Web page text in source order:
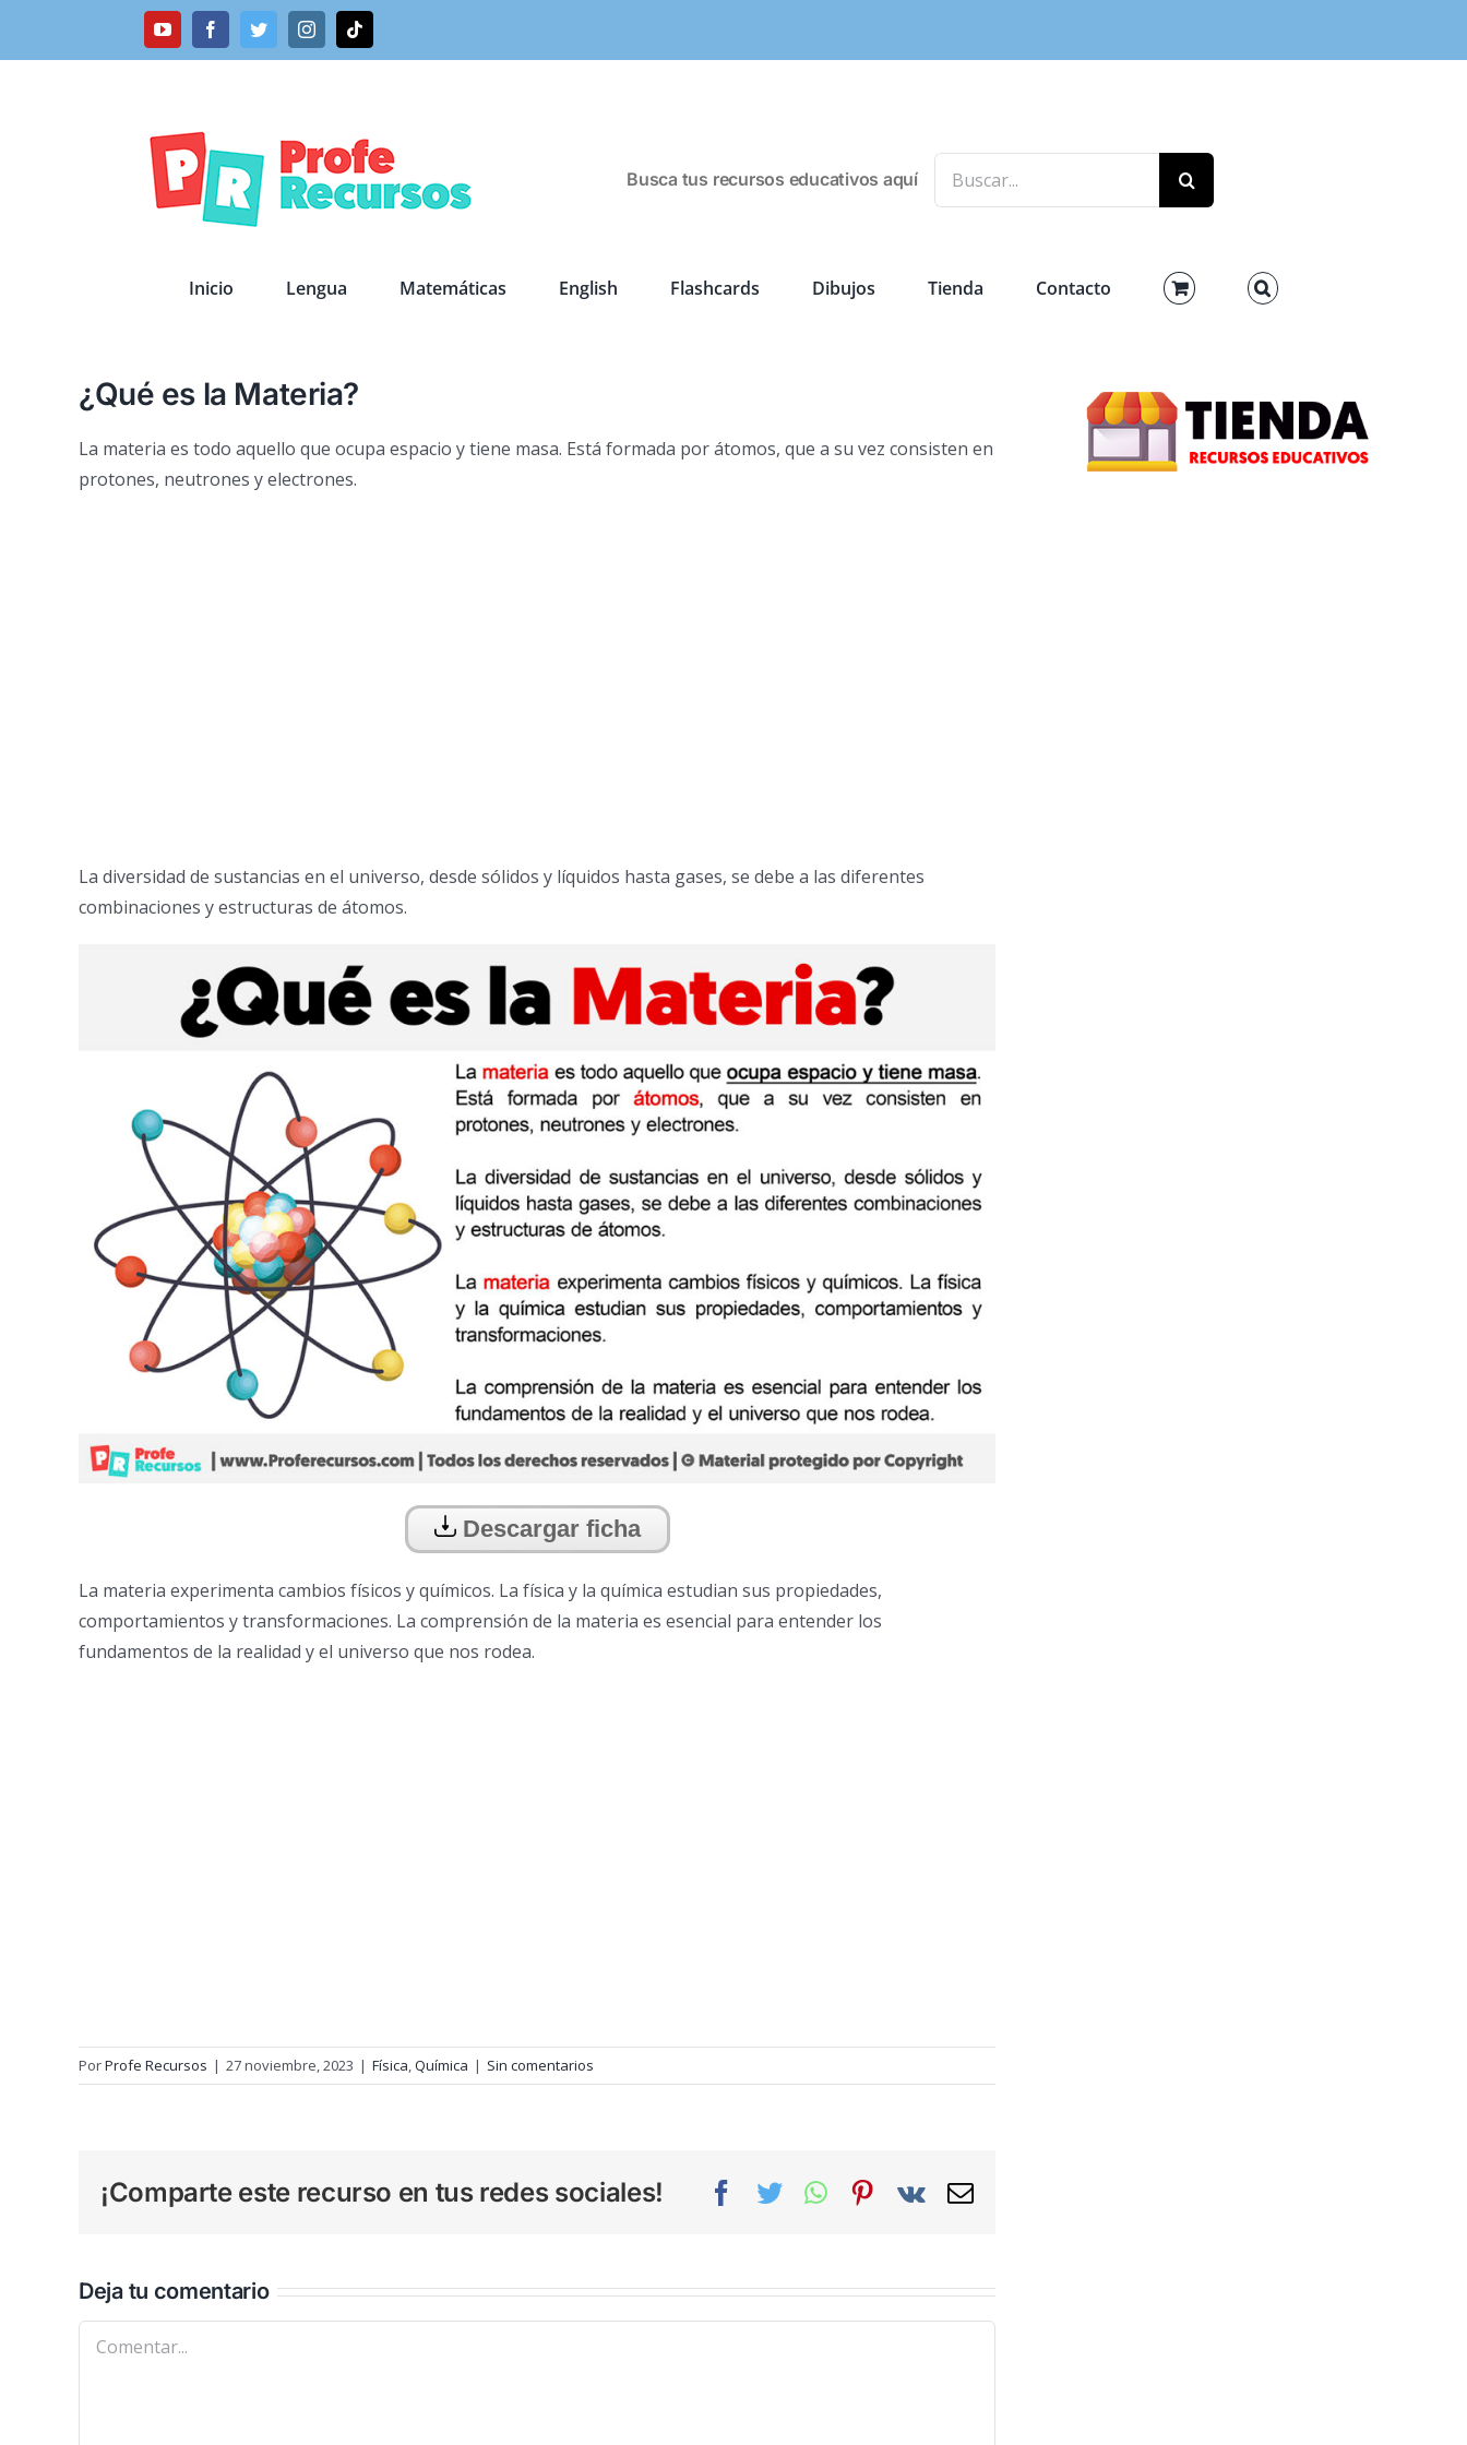
YouTubeFacebookTwitterInstagramTiktok
Busca tus recursos educativos aquí
Inicio Lengua Matemáticas English Flashcards Dibujos Tienda Contacto
¿Qué es la Materia?
La materia es todo aquello que ocupa espacio y tiene masa. Está formada por átomos, que a su vez consisten en
protones, neutrones y electrones.
La diversidad de sustancias en el universo, desde sólidos y líquidos hasta gases, se debe a las diferentes
combinaciones y estructuras de átomos.
Descargar ficha
La materia experimenta cambios físicos y químicos. La física y la química estudian sus propiedades,
comportamientos y transformaciones. La comprensión de la materia es esencial para entender los
fundamentos de la realidad y el universo que nos rodea.
PorProfe Recursos | 27 noviembre, 2023 | Física,Química | Sin comentarios
¡Comparte este recurso en tus redes sociales! Facebook
TwitterWhatsAppPinterest
Vk
Correo
Deja tu comentario
Comentar